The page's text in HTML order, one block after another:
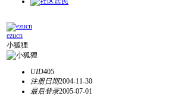
ezucn
小狐狸
UID405
注册日期2004-11-30
最后登录2005-07-01